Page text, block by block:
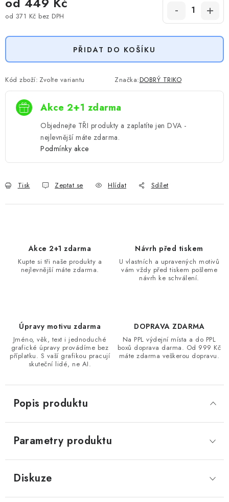
od 371 Kč bez DPH
PŘIDAT DO KOŠÍKU
Kód zboží: Zvolte variantu Značka:DOBRÝ TRIKO
Akce 2+1 zdarma
Objednejte TŘI produkty a zaplatíte jen DVA -
nejlevnější máte zdarma.
Podmínky akce
Tisk Zeptat se Hlídat Sdílet
Akce 2+1 zdarma
Kupte si tři naše produkty a
nejlevnější máte zdarma.
Návrh před tiskem
U vlastních a upravených motivů
vám vždy před tiskem pošleme
návrh ke schválení.
Úpravy motivu zdarma
Jméno, věk, text i jednoduché
grafické úpravy provádíme bez
příplatku. S vaší grafikou pracují
skuteční lidé, ne AI.
DOPRAVA ZDARMA
Na PPL výdejní místa a do PPL
boxů doprava darma. Od 999 Kč
máte zdarma veškerou dopravu.
Popis produktu
Parametry produktu
Diskuze